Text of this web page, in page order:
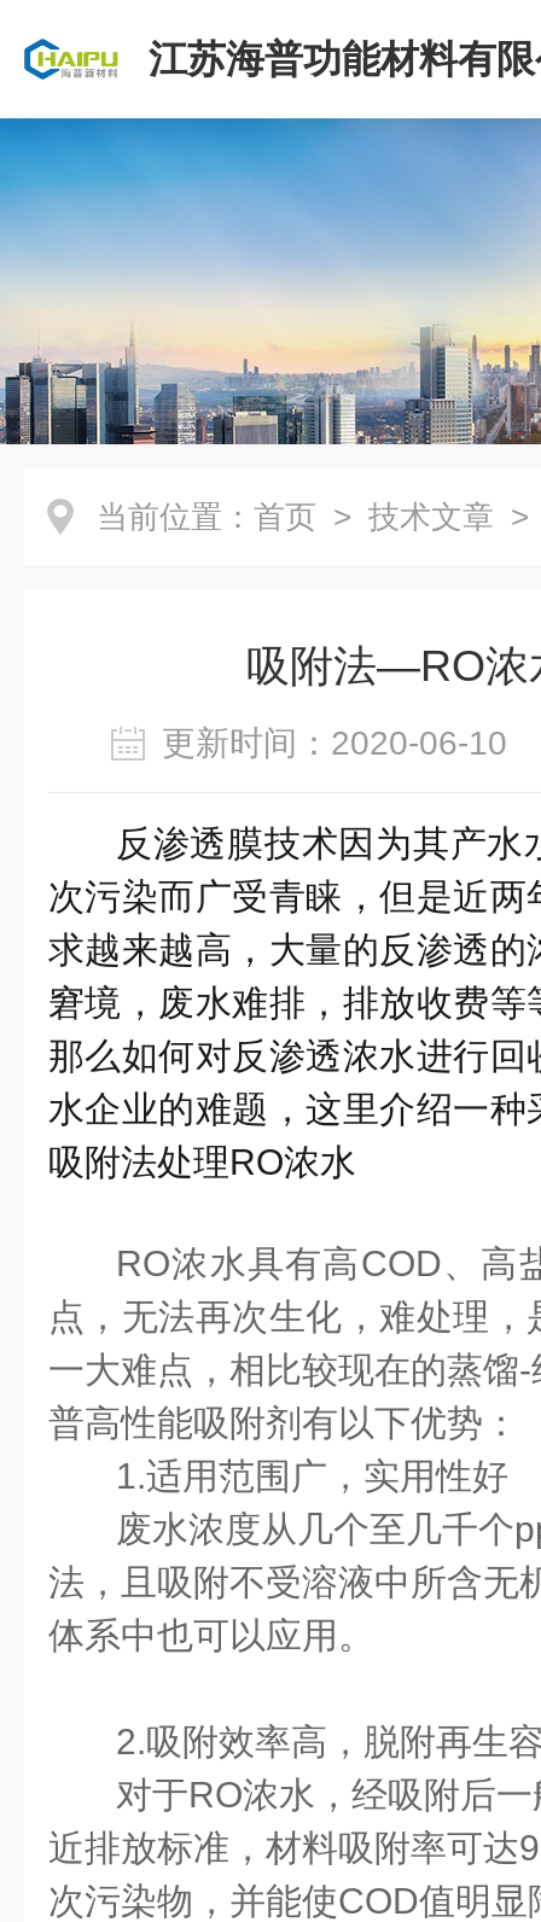
江苏海普功能材料有
当前位置： 首页 > 技术文章 >
吸附法—RO浓
更新时间：2020-06-
反渗透膜技术因为其产水
次污染而广受青睐，但是近
求越来越高，大量的反渗透
窘境，废水难排，排放收费
那么如何对反渗透浓水进行
水企业的难题，这里介绍一
吸附法处理RO浓水
RO浓水具有高COD、高
点，无法再次生化，难处理
一大难点，相比较现在的蒸馏
普高性能吸附剂有以下优势：
1.适用范围广，实用性好
废水浓度从几个至几千个
法，且吸附不受溶液中所含无
体系中也可以应用。
2.吸附效率高，脱附再生
对于RO浓水，经吸附后
近排放标准，材料吸附率可达
次污染物，并能使COD值明